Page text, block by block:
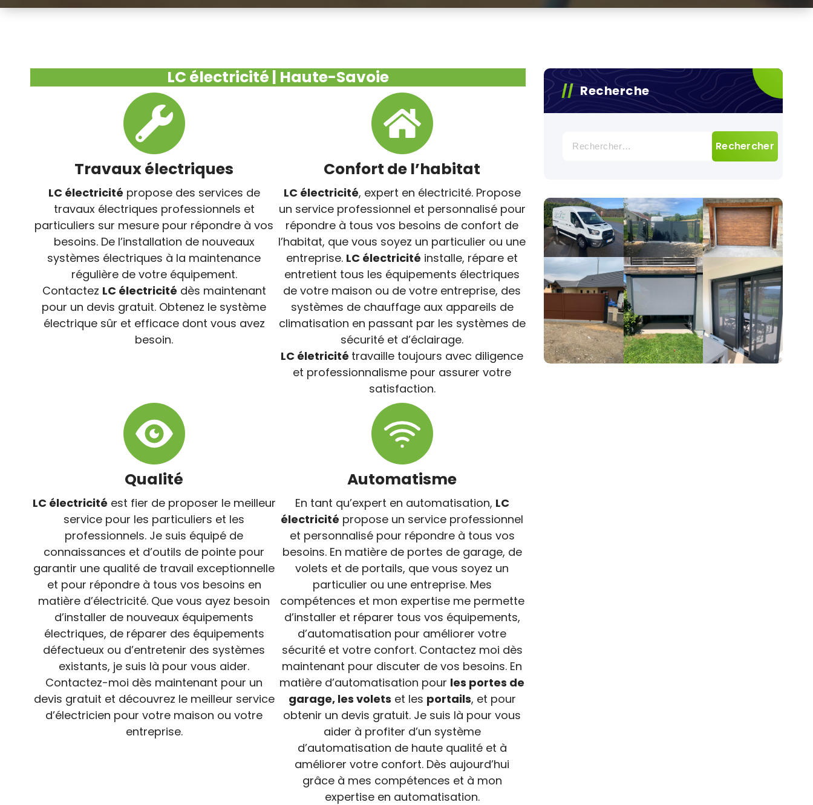
LC électricité | Haute-Savoie
Travaux électriques
LC électricité propose des services de
travaux électriques professionnels et
particuliers sur mesure pour répondre à vos
besoins. De l’installation de nouveaux
systèmes électriques à la maintenance
régulière de votre équipement.
Contactez LC électricité dès maintenant
pour un devis gratuit. Obtenez le système
électrique sûr et efficace dont vous avez
besoin.
Confort de l’habitat
LC électricité, expert en électricité. Propose
un service professionnel et personnalisé pour
répondre à tous vos besoins de confort de
l’habitat, que vous soyez un particulier ou une
entreprise. LC électricité installe, répare et
entretient tous les équipements électriques
de votre maison ou de votre entreprise, des
systèmes de chauffage aux appareils de
climatisation en passant par les systèmes de
sécurité et d’éclairage.
LC életricité travaille toujours avec diligence
et professionnalisme pour assurer votre
satisfaction.
Qualité
LC électricité est fier de proposer le meilleur
service pour les particuliers et les
professionnels. Je suis équipé de
connaissances et d’outils de pointe pour
garantir une qualité de travail exceptionnelle
et pour répondre à tous vos besoins en
matière d’électricité. Que vous ayez besoin
d’installer de nouveaux équipements
électriques, de réparer des équipements
défectueux ou d’entretenir des systèmes
existants, je suis là pour vous aider.
Contactez-moi dès maintenant pour un
devis gratuit et découvrez le meilleur service
d’électricien pour votre maison ou votre
entreprise.
Automatisme
En tant qu’expert en automatisation, LC
électricité propose un service professionnel
et personnalisé pour répondre à tous vos
besoins. En matière de portes de garage, de
volets et de portails, que vous soyez un
particulier ou une entreprise. Mes
compétences et mon expertise me permette
d’installer et réparer tous vos équipements,
d’automatisation pour améliorer votre
sécurité et votre confort. Contactez moi dès
maintenant pour discuter de vos besoins. En
matière d’automatisation pour les portes de
garage, les volets et les portails, et pour
obtenir un devis gratuit. Je suis là pour vous
aider à profiter d’un système
d’automatisation de haute qualité et à
améliorer votre confort. Dès aujourd’hui
grâce à mes compétences et à mon
expertise en automatisation.
Recherche